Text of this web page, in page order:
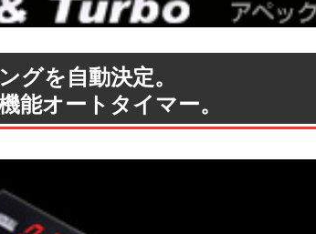
グを自動決定。
能オートタイマー。